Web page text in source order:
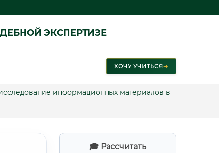
ЭКСПЕРТИЗЕ
ХОЧУ УЧИТЬСЯ➜
исследование информационных материалов в
🎓 Рассчитать